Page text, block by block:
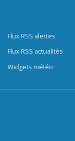
Flux RSS alertes
Flux RSS actualités
Widgets météo